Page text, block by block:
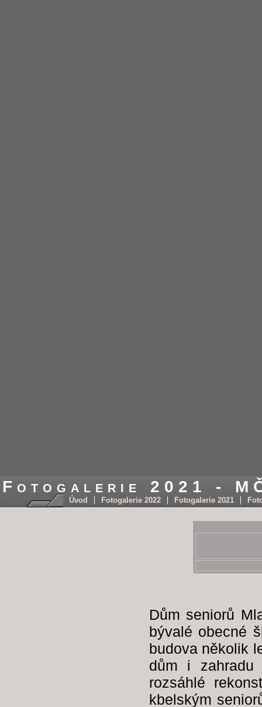
Fotogalerie 2021 -
Úvod Fotogalerie 2022 Fotogalerie 2021
Dům seniorů
bývalé obecné
budova několik
dům i zahradu
rozsáhlé
kbelským